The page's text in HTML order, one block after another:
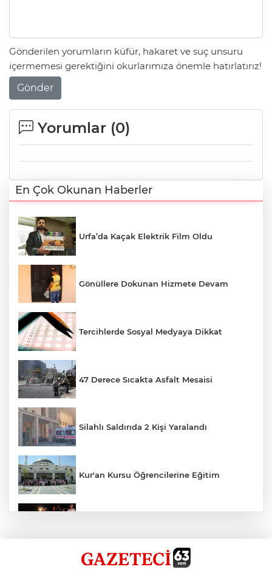
Gönderilen yorumların küfür, hakaret ve suç unsuru
içermemesi gerektiğini okurlarımıza önemle hatırlatırız!
Gönder
Yorumlar (0)
En Çok Okunan Haberler
Urfa’da Kaçak Elektrik Film Oldu
Gönüllere Dokunan Hizmete Devam
Tercihlerde Sosyal Medyaya Dikkat
47 Derece Sıcakta Asfalt Mesaisi
Silahlı Saldırıda 2 Kişi Yaralandı
Kur'an Kursu Öğrencilerine Eğitim
Siverek’te Mahmut Gülel Dönemi